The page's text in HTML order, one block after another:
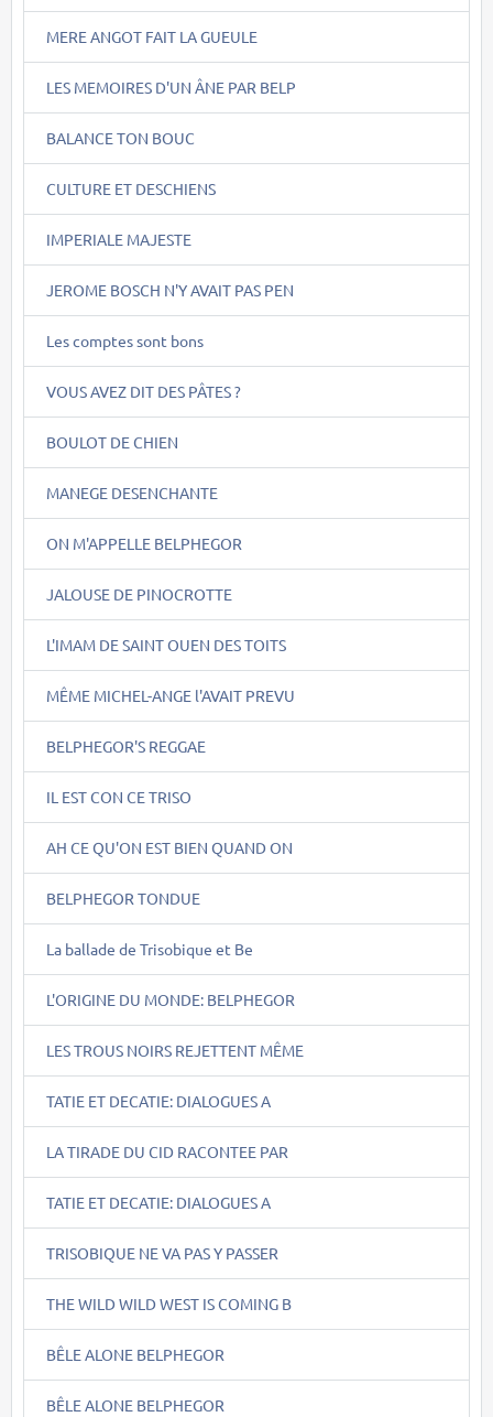
MERE ANGOT FAIT LA GUEULE
LES MEMOIRES D'UN ÂNE PAR BELP
BALANCE TON BOUC
CULTURE ET DESCHIENS
IMPERIALE MAJESTE
JEROME BOSCH N'Y AVAIT PAS PEN
Les comptes sont bons
VOUS AVEZ DIT DES PÂTES ?
BOULOT DE CHIEN
MANEGE DESENCHANTE
ON M'APPELLE BELPHEGOR
JALOUSE DE PINOCROTTE
L'IMAM DE SAINT OUEN DES TOITS
MÊME MICHEL-ANGE l'AVAIT PREVU
BELPHEGOR'S REGGAE
IL EST CON CE TRISO
AH CE QU'ON EST BIEN QUAND ON
BELPHEGOR TONDUE
La ballade de Trisobique et Be
L'ORIGINE DU MONDE: BELPHEGOR
LES TROUS NOIRS REJETTENT MÊME
TATIE ET DECATIE: DIALOGUES A
LA TIRADE DU CID RACONTEE PAR
TATIE ET DECATIE: DIALOGUES A
TRISOBIQUE NE VA PAS Y PASSER
THE WILD WILD WEST IS COMING B
BÊLE ALONE BELPHEGOR
BÊLE ALONE BELPHEGOR